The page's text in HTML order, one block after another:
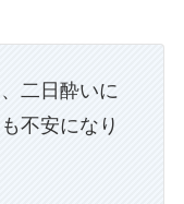
二日酔いに
不安になり